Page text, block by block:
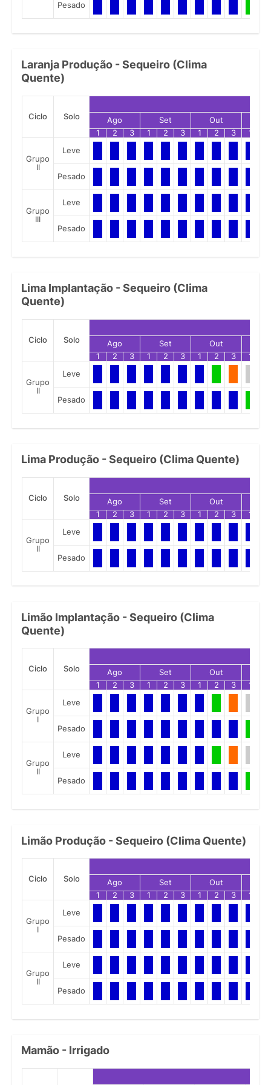
Pesado
Laranja Produção - Sequeiro (Clima
Quente)
Ciclo Solo Ago Set Out
1
2 3 1 2 3 1 2 3 1
Grupo
II
Leve
Pesado
Grupo
III
Leve
Pesado
Lima Implantação - Sequeiro (Clima
Quente)
Ciclo Solo Ago Set Out
1
2 3 1 2 3 1 2 3 1
Grupo
II
Leve
Pesado
Lima Produção - Sequeiro (Clima Quente)
Ciclo Solo Ago Set Out
1
2 3 1 2 3 1 2 3 1
Grupo
II
Leve
Pesado
Limão Implantação - Sequeiro (Clima
Quente)
Ciclo Solo Ago Set Out
1
2 3 1 2 3 1 2 3 1
Grupo
I
Leve
Pesado
Grupo
II
Leve
Pesado
Limão Produção - Sequeiro (Clima Quente)
Ciclo Solo Ago Set Out
1
2 3 1 2 3 1 2 3 1
Grupo
I
Leve
Pesado
Grupo
II
Leve
Pesado
Mamão - Irrigado